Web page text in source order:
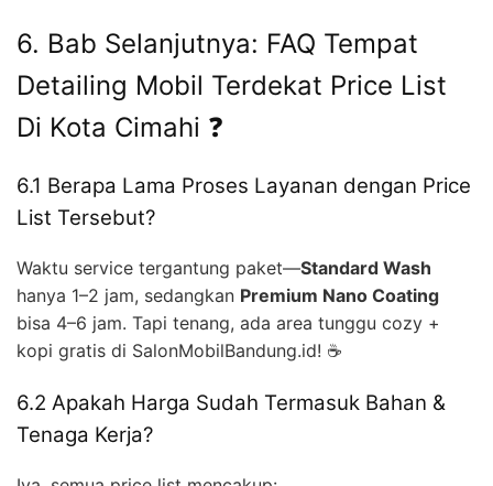
6. Bab Selanjutnya: FAQ Tempat
Detailing Mobil Terdekat Price List
Di Kota Cimahi ❓
6.1 Berapa Lama Proses Layanan dengan Price
List Tersebut?
Waktu service tergantung paket—Standard Wash
hanya 1–2 jam, sedangkan Premium Nano Coating
bisa 4–6 jam. Tapi tenang, ada area tunggu cozy +
kopi gratis di SalonMobilBandung.id! ☕
6.2 Apakah Harga Sudah Termasuk Bahan &
Tenaga Kerja?